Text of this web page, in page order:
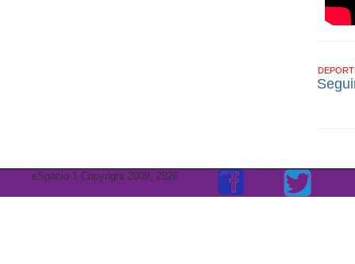
eSpacio-1 Copyright 2009, 2026